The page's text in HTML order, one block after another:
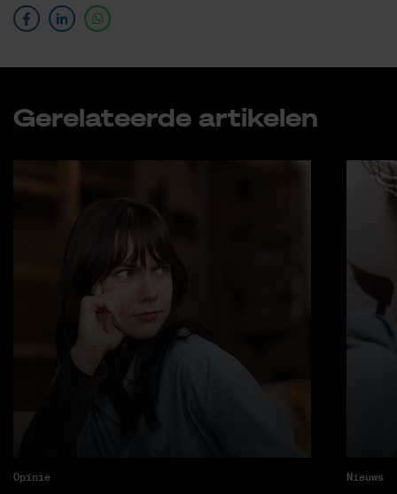
Ge­re­la­teer­de ar­ti­ke­len
Opinie Nieuws